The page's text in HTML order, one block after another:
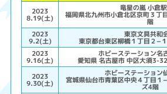
2023
8.19(土)
竜星の嵐 小倉
福岡県北九州市小倉北区京町３丁
階
2023
9.2(土)
東京文具共和
東京都台東区柳橋１丁目２−
2023
9.16(土)
ホビーステーション名
愛知県 名古屋市 中区大須3-
2023
9.30(土)
ホビーステーション
宮城県仙台市青葉区中央４丁目１
ズ4階